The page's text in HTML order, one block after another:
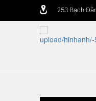
253 Bạch